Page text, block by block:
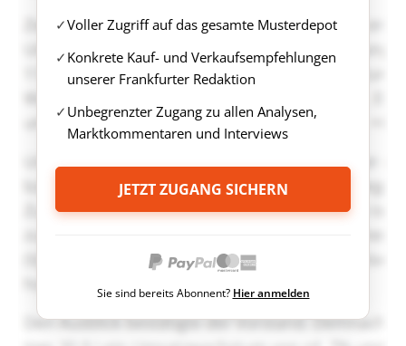
Voller Zugriff auf das gesamte Musterdepot
Konkrete Kauf- und Verkaufsempfehlungen
unserer Frankfurter Redaktion
Unbegrenzter Zugang zu allen Analysen,
Marktkommentaren und Interviews
JETZT ZUGANG SICHERN
Sie sind bereits Abonnent? Hier anmelden